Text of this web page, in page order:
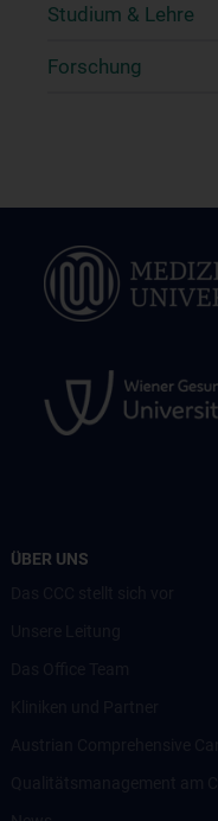
Studium & Lehre
Forschung
ÜBER UNS